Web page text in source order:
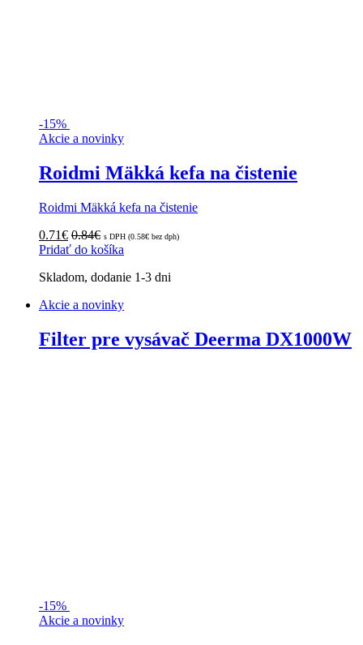
-15%
Akcie a novinky
Roidmi Mäkká kefa na čistenie
Roidmi Mäkká kefa na čistenie
0.71€ 0.84€ s DPH (0.58€ bez dph)
Pridať do košíka
Skladom, dodanie 1-3 dni
Akcie a novinky
Filter pre vysávač Deerma DX1000W
-15%
Akcie a novinky